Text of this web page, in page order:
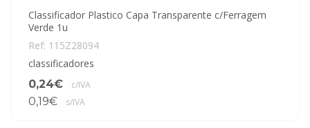
Classificador Plastico Capa Transparente c/Ferragem
Verde 1u
Ref: 115Z28094
classificadores
0,24€
c/IVA
0,19€ s/IVA